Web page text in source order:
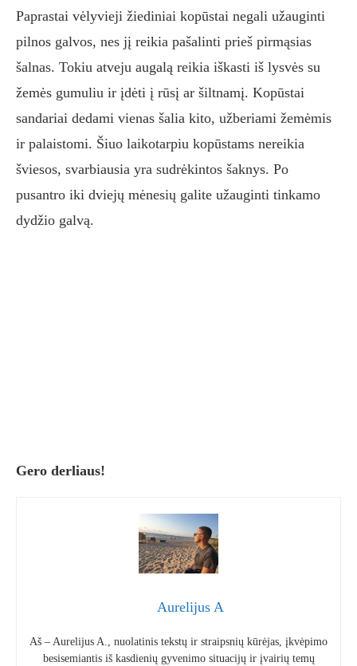
Paprastai vėlyvieji žiediniai kopūstai negali užauginti
pilnos galvos, nes jį reikia pašalinti prieš pirmąsias
šalnas. Tokiu atveju augalą reikia iškasti iš lysvės su
žemės gumuliu ir įdėti į rūsį ar šiltnamį. Kopūstai
sandariai dedami vienas šalia kito, užberiami žemėmis
ir palaistomi. Šiuo laikotarpiu kopūstams nereikia
šviesos, svarbiausia yra sudrėkintos šaknys. Po
pusantro iki dviejų mėnesių galite užauginti tinkamo
dydžio galvą.
Gero derliaus!
Aurelijus A
Aš – Aurelijus A., nuolatinis tekstų ir straipsnių kūrėjas, įkvėpimo
besisemiantis iš kasdienių gyvenimo situacijų ir įvairių temų